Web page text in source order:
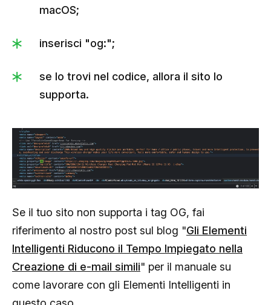
macOS;
inserisci "og:";
se lo trovi nel codice, allora il sito lo
supporta.
Se il tuo sito non supporta i tag OG, fai
riferimento al nostro post sul blog "Gli Elementi
Intelligenti Riducono il Tempo Impiegato nella
Creazione di e-mail simili" per il manuale su
come lavorare con gli Elementi Intelligenti in